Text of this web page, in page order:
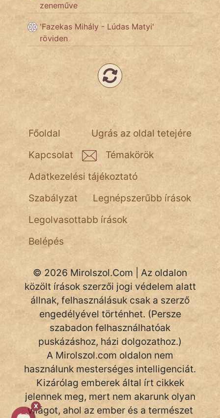
X
Népszerű szerzőink:
cinege
Jób Gedeon
vörös ördög
NapHold
pszichopati
szegény legény
Hoffer Botond
szemfüles
zeneműve
'Fazekas Mihály - Lúdas Matyi'
röviden
Ugrás az oldal tetejére
Főoldal
Kapcsolat
Témakörök
Adatkezelési tájékoztató
Szabályzat
Legnépszerűbb írások
Legolvasottabb írások
Belépés
© 2026 Mirolszol.Com | Az oldalon
közölt írások szerzői jogi védelem alatt
állnak, felhasználásuk csak a szerző
engedélyével történhet. (Persze
szabadon felhasználhatóak
puskázáshoz, házi dolgozathoz.)
A Mirolszol.com oldalon nem
használunk mesterséges intelligenciát.
Kizárólag emberek által írt cikkek
jelennek meg, mert nem akarunk olyan
világot, ahol az ember és a természet